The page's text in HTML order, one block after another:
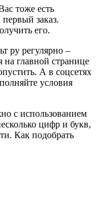
тоже есть
заказ.
его.
ру регулярно –
главной странице
А в соцсетях
условия
с использованием
цифр и букв,
Как подобрать